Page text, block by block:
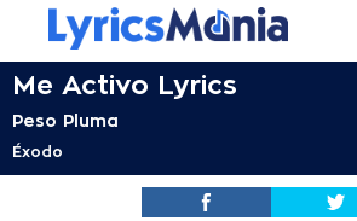
Me Activo Lyrics
Peso Pluma
Éxodo